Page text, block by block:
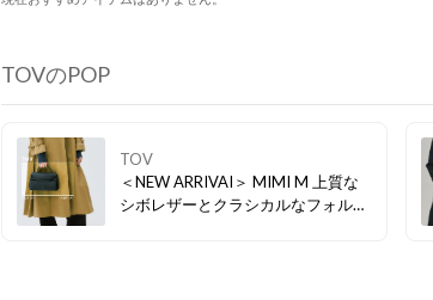
TOVのPOP
TOV
＜NEW ARRIVAI＞ MIMI M 上質な
シボレザーとクラシカルなフォルム